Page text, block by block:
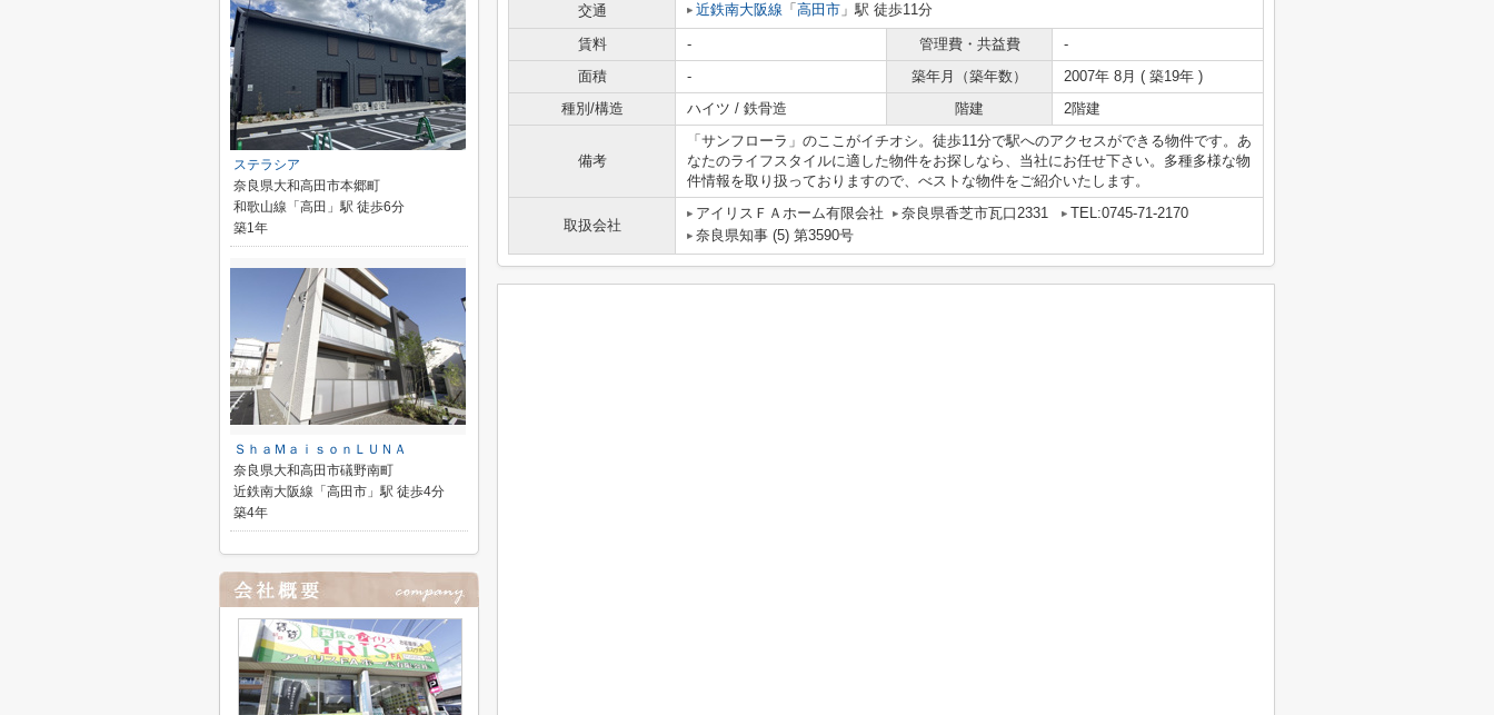
交通
近鉄南大阪線 「 高田市 」駅 徒歩11分
賃料 - 管理費・共益費
-
面積
- 築年月（築年数）
2007年 8月 ( 築19年 )
種別/構造
ハイツ / 鉄骨造 階建 2階建
備考
「サンフローラ」のここがイチオシ。徒歩11分で駅へのアクセスができる物件です。あ
なたのライフスタイルに適した物件をお探しなら、当社にお任せ下さい。多種多様な物
件情報を取り扱っておりますので、べストな物件をご紹介いたします。
取扱会社
アイリスＦＡホーム有限会社 奈良県香芝市瓦口2331
TEL:0745-71-2170
奈良県知事 (5) 第3590号
ステラシア
奈良県大和高田市本郷町
和歌山線「高田」駅 徒歩6分
築1年
ＳｈａＭａｉｓｏｎＬＵＮＡ
奈良県大和高田市礒野南町
近鉄南大阪線「高田市」駅 徒歩4分
築4年